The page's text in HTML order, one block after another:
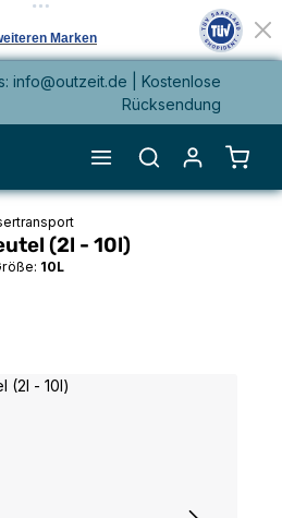
info@outzeit.de | Kostenlose
Rücksendung
(2l - 10l)
10L